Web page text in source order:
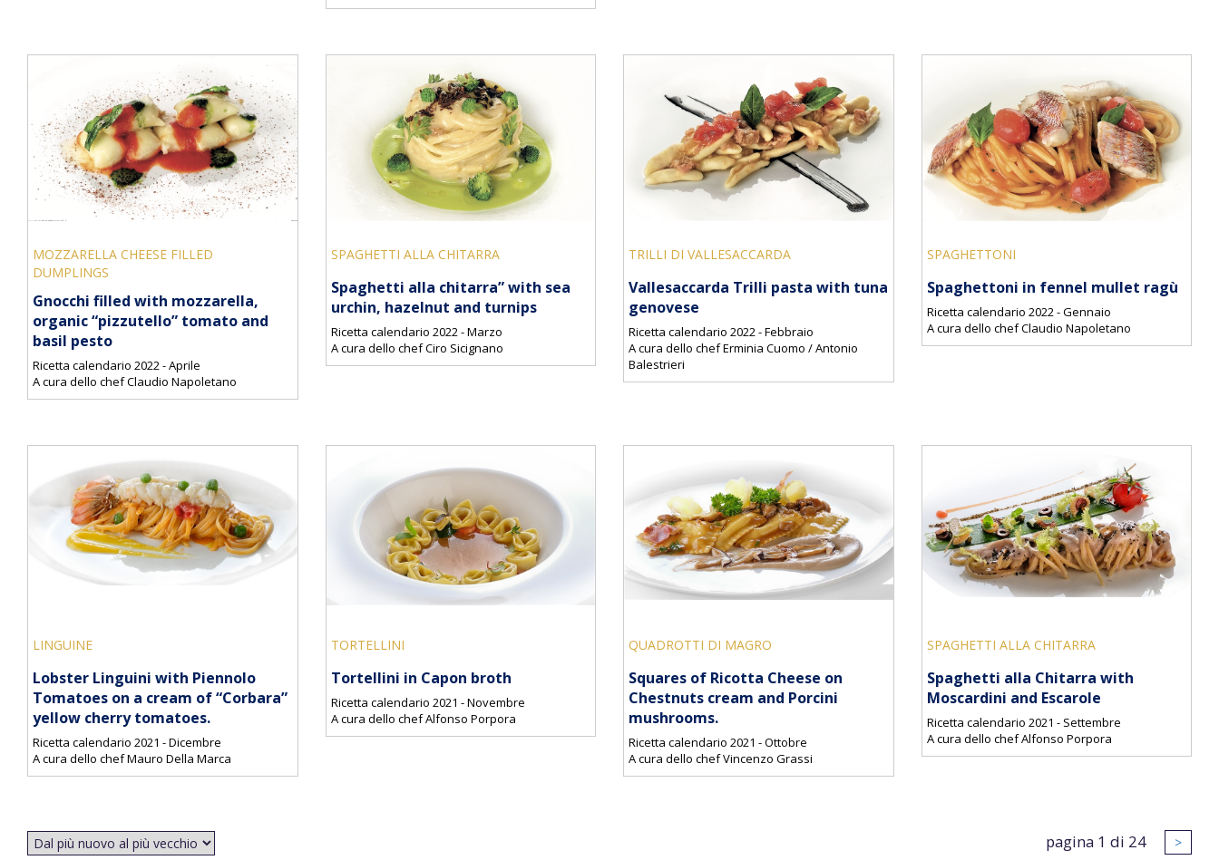
MOZZARELLA CHEESE FILLED
DUMPLINGS
Gnocchi filled with mozzarella,
organic “pizzutello” tomato and
basil pesto
Ricetta calendario 2022 - Aprile
A cura dello chef Claudio Napoletano
SPAGHETTI ALLA CHITARRA
Spaghetti alla chitarra” with sea
urchin, hazelnut and turnips
Ricetta calendario 2022 - Marzo
A cura dello chef Ciro Sicignano
TRILLI DI VALLESACCARDA
Vallesaccarda Trilli pasta with tuna
genovese
Ricetta calendario 2022 - Febbraio
A cura dello chef Erminia Cuomo / Antonio
Balestrieri
SPAGHETTONI
Spaghettoni in fennel mullet ragù
Ricetta calendario 2022 - Gennaio
A cura dello chef Claudio Napoletano
LINGUINE
Lobster Linguini with Piennolo
Tomatoes on a cream of “Corbara”
yellow cherry tomatoes.
Ricetta calendario 2021 - Dicembre
A cura dello chef Mauro Della Marca
TORTELLINI
Tortellini in Capon broth
Ricetta calendario 2021 - Novembre
A cura dello chef Alfonso Porpora
QUADROTTI DI MAGRO
Squares of Ricotta Cheese on
Chestnuts cream and Porcini
mushrooms.
Ricetta calendario 2021 - Ottobre
A cura dello chef Vincenzo Grassi
SPAGHETTI ALLA CHITARRA
Spaghetti alla Chitarra with
Moscardini and Escarole
Ricetta calendario 2021 - Settembre
A cura dello chef Alfonso Porpora
pagina 1 di 24 >